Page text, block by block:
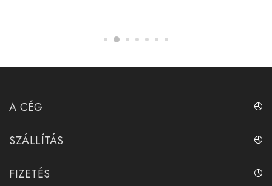
A CÉG
SZÁLLÍTÁS
FIZETÉS